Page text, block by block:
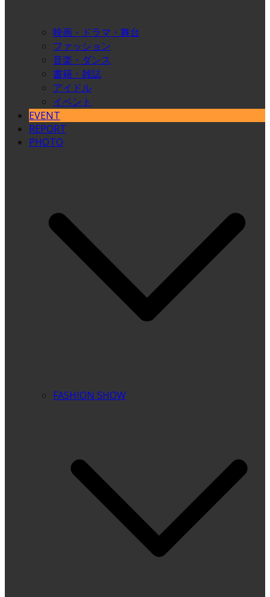
映画・ドラマ・舞台
ファッション
音楽・ダンス
書籍・雑誌
アイドル
イベント
EVENT
REPORT
PHOTO
FASHION SHOW